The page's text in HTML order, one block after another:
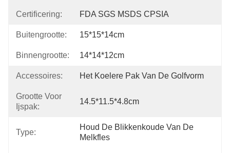
Certificering: FDA SGS MSDS CPSIA
Buitengrootte: 15*15*14cm
Binnengrootte: 14*14*12cm
Accessoires: Het Koelere Pak Van De Golfvorm
Grootte Voor
Ijspak:
14.5*11.5*4.8cm
Type:
Houd De Blikkenkoude Van De
Melkfles